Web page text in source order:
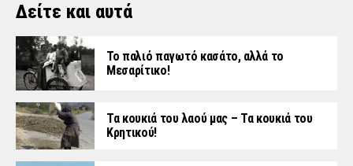
Δείτε και αυτά
Το παλιό παγωτό κασάτο, αλλά το
Μεσαρίτικο!
Τα κουκιά του λαού μας – Τα κουκιά του
Κρητικού!